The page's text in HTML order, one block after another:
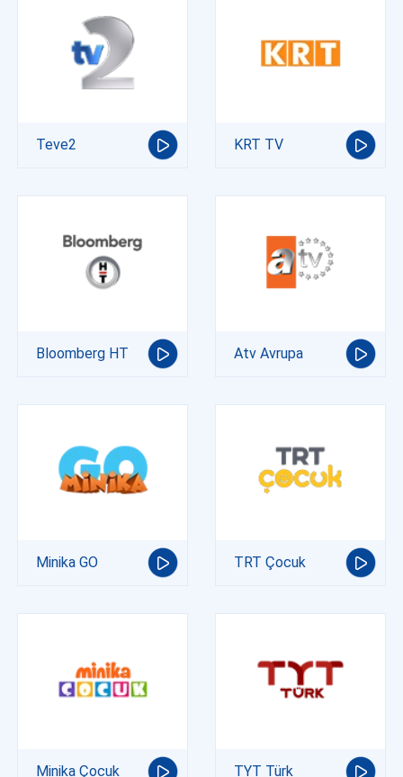
Teve2 KRT TV
Bloomberg HT Atv Avrupa
Minika GO TRT Çocuk
Minika Çocuk TYT Türk